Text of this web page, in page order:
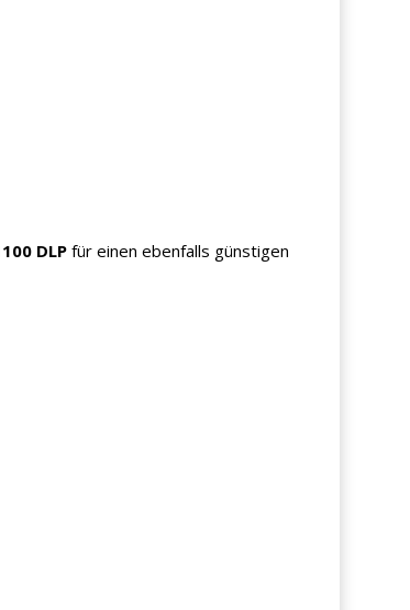
DLP für einen ebenfalls günstigen